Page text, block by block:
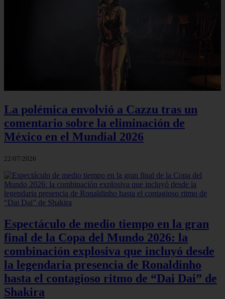
La polémica envolvió a Cazzu tras un
comentario sobre la eliminación de
México en el Mundial 2026
22/07/2026
Espectáculo de medio tiempo en la gran
final de la Copa del Mundo 2026: la
combinación explosiva que incluyó desde
la legendaria presencia de Ronaldinho
hasta el contagioso ritmo de “Dai Dai” de
Shakira